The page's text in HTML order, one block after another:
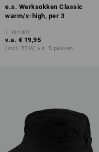
e.s. Werksokken Classic
warm/x-high, per 3
1 variant
v.a. € 19,95
(incl. BTW) v.a. 5 pakken